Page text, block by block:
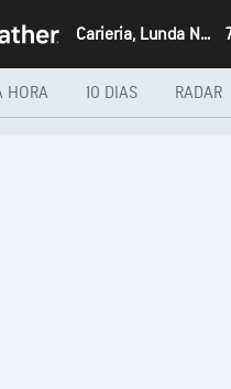
Carieria, Lunda Norte
HORA 10 DIAS RADAR